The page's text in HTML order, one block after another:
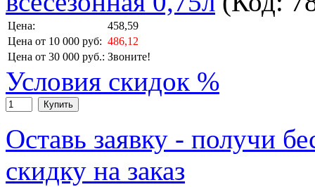
Цена:
458,59
Цена от 10 000 руб: 486,12
Цена от 30 000 руб.: Звоните!
Условия скидок %
Купить
Оставь заявку - получи
скидку на заказ